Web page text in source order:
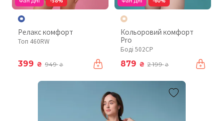
Релакс комфорт
Топ 460RW
399 ₴ 949₴
Кольоровий комфорт
Pro
Боді 502CP
879 ₴ 2 199₴